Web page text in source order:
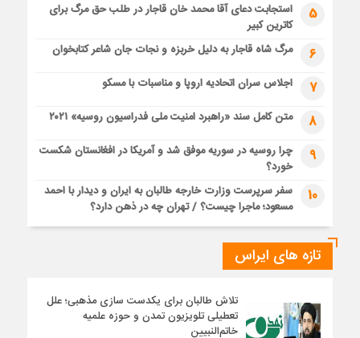
5
استجابت دعای آقا محمد خان قاجار در طلب حق مرگ برای
کاترین کبیر
6 مرگ شاه قاجار به دلیل خربزه و نجات جان شاعر کتابخوان
7 اجلاس سران اتحادیه اروپا و مناسبات با مسکو
8 متن کامل سند «راهبرد امنیت ملی فدراسیون روسیه» ۲۰۲۱
9
چرا روسیه در سوریه موفق شد و آمریکا در افغانستان شکست
خورد؟
10
سفر سرپرست وزارت خارجه طالبان به ایران و دیدار با احمد
مسعود؛ ماجرا چیست؟ / تهران چه در ذهن دارد؟
تازه های ایراس
تلاش طالبان برای یکدست سازی مذهبی؛ علل
تعطیلی تلویزیون تمدن و حوزه علمیه
خاتم‌النبیین